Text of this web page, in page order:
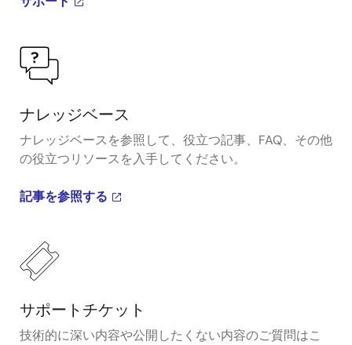
ナレッジベース
ナレッジベースを参照して、役立つ記事、FAQ、その他
の役立つリソースを入手してください。
記事を参照する
サポートチケット
技術的に深い内容や公開したくない内容のご質問はこ